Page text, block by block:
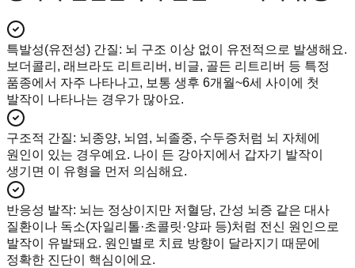
특발성(유전성) 간질: 뇌 구조 이상 없이 유전적으로 발생해요.
보더콜리, 래브라도 리트리버, 비글, 골든 리트리버 등 특정
품종에서 자주 나타나고, 보통 생후 6개월~6세 사이에 첫
발작이 나타나는 경우가 많아요.
구조적 간질: 뇌종양, 뇌염, 뇌졸중, 수두증처럼 뇌 자체에
원인이 있는 경우예요. 나이 든 강아지에서 갑자기 발작이
생기면 이 유형을 먼저 의심해요.
반응성 발작: 뇌는 정상이지만 저혈당, 간성 뇌증 같은 대사
질환이나 독소(자일리톨·초콜릿·양파 등)처럼 전신 원인으로
발작이 유발돼요. 원인별로 치료 방향이 달라지기 때문에
정확한 진단이 핵심이에요.